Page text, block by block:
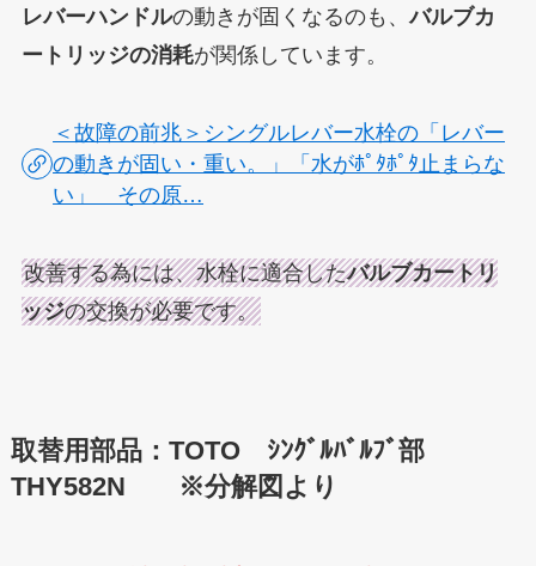
レバーハンドルの動きが固くなるのも、バルブカ
ートリッジの消耗が関係しています。
＜故障の前兆＞シングルレバー水栓の「レバー
の動きが固い・重い。」「水がﾎﾟﾀﾎﾟﾀ止まらな
い」 その原…
改善する為には、水栓に適合したバルブカートリ
ッジの交換が必要です。
取替用部品：TOTO ｼﾝｸﾞﾙﾊﾞﾙﾌﾞ部
THY582N ※分解図より